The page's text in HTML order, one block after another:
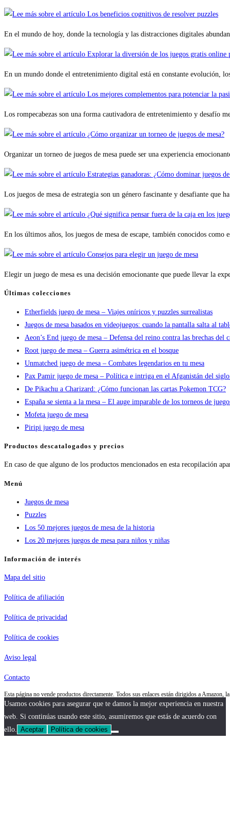
En el mundo de hoy, donde la tecnología y las distracciones digitales
En un mundo donde el entretenimiento digital está en constante evolución,
Los rompecabezas son una forma cautivadora de entretenimiento y desafío
Organizar un torneo de juegos de mesa puede ser una experiencia
Los juegos de mesa de estrategia son un género fascinante y desafiante que
En los últimos años, los juegos de mesa de escape, también conocidos
Elegir un juego de mesa es una decisión emocionante que puede llevar la
Últimas colecciones
Etherfields juego de mesa – Viajes oníricos y puzzles surrealistas
Juegos de mesa basados en videojuegos: cuando la pantalla salta al
Aeon’s End juego de mesa – Defensa del reino contra las brechas del
Root juego de mesa – Guerra asimétrica en el bosque
Unmatched juego de mesa – Combates legendarios en tu mesa
Pax Pamir juego de mesa – Política e intriga en el Afganistán del
De Pikachu a Charizard: ¿Cómo funcionan las cartas Pokemon TCG?
España se sienta a la mesa – El auge imparable de los torneos de
Mofeta juego de mesa
Piripi juego de mesa
Productos descatalogados y precios
En caso de que alguno de los productos mencionados en esta recopilación
Menú
Juegos de mesa
Puzzles
Los 50 mejores juegos de mesa de la historia
Los 20 mejores juegos de mesa para niños y niñas
Información de interés
Mapa del sitio
Política de afiliación
Política de privacidad
Política de cookies
Aviso legal
Contacto
Esta página no vende productos directamente. Todos sus enlaces están dirigidos a
Usamos cookies para asegurar que te damos la mejor experiencia en nuestra
web. Si continúas usando este sitio, asumiremos que estás de acuerdo con
ello. Aceptar Política de cookies